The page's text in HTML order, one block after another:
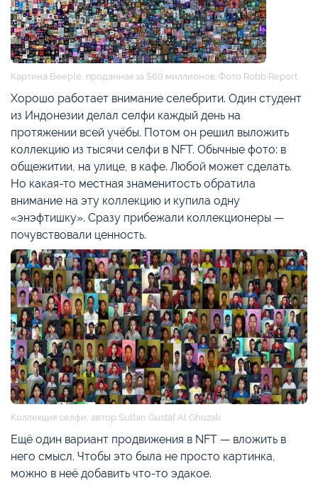
Картина Beeple, проданная за $69 миллионов. Фото Robb Report
Хорошо работает внимание селебрити. Один студент
из Индонезии делал селфи каждый день на
протяжении всей учёбы. Потом он решил выложить
коллекцию из тысячи селфи в NFT. Обычные фото: в
общежитии, на улице, в кафе. Любой может сделать.
Но какая-то местная знаменитость обратила
внимание на эту коллекцию и купила одну
«энэфтишку». Сразу прибежали коллекционеры —
почувствовали ценность.
Коллекция селфи, автор Sultan Gustaf Al Ghozali
Ещё один вариант продвижения в NFT — вложить в
него смысл. Чтобы это была не просто картинка,
можно в неё добавить что-то эдакое.